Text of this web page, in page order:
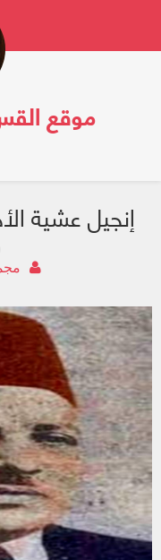
موقع
إنجيل عشية